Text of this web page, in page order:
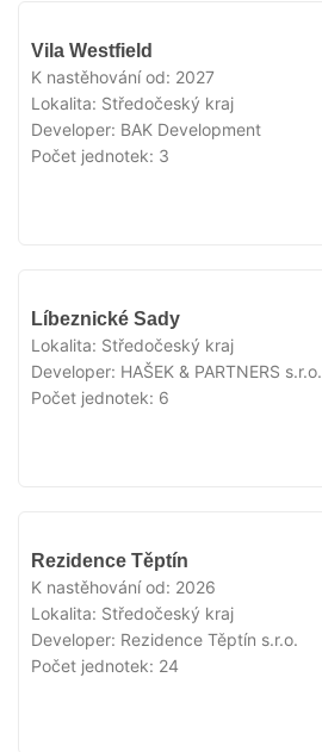
Vila Westfield
K nastěhování od: 2027
Lokalita: Středočeský kraj
Developer: BAK Development
Počet jednotek: 3
Líbeznické Sady
Lokalita: Středočeský kraj
Developer: HAŠEK & PARTNERS s.r.o.
Počet jednotek: 6
Rezidence Těptín
K nastěhování od: 2026
Lokalita: Středočeský kraj
Developer: Rezidence Těptín s.r.o.
Počet jednotek: 24